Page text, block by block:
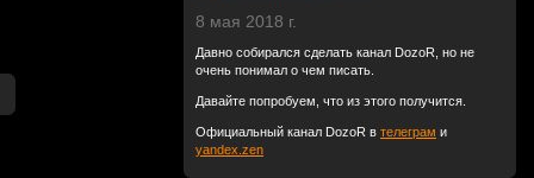
8 мая 2018 г.
Давно собирался сделать канал DozoR, но не
очень понимал о чем писать.
Давайте попробуем, что из этого получится.
Официальный канал DozoR в телеграм и
yandex.zen